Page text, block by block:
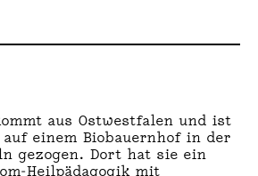
aus Ostwestfalen und ist
einem Biobauernhof in der
gezogen. Dort hat sie ein
Heilpädagogik mit